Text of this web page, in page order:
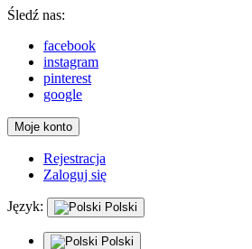
Śledź nas:
facebook
instagram
pinterest
google
Moje konto
Rejestracja
Zaloguj się
Język: Polski
Polski